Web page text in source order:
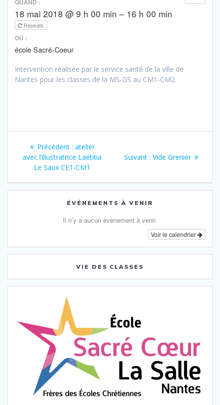
QUAND :
18 mai 2018 @ 9 h 00 min – 16 h 00 min
Repeats
OÙ :
école Sacré-Coeur
Intervention réalisée par le service santé de la ville de
Nantes pour les classes de la MS-GS au CM1-CM2.
Navigation
de
l’article
Précédent : Article
précédent
:
atelier
avec l’illustratrice Laëtitia
Le Saux CE1-CM1
Suivant : Article
Vide Grenier
ÉVÉNEMENTS À VENIR
Il n’y a aucun évènement à venir.
Voir le calendrier
VIE DES CLASSES